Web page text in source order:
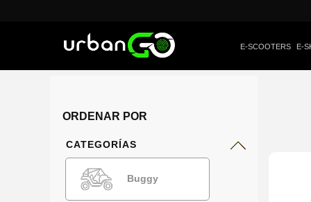
E-SCOOTERS E-
ORDENAR POR
CATEGORÍAS
Buggy